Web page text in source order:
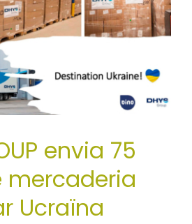
envia 75
mercaderia
Ucraïna